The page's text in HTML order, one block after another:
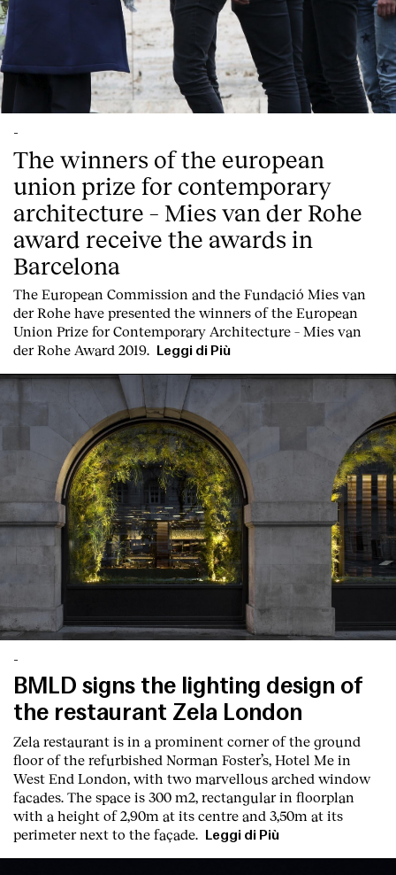
-
The winners of the european
union prize for contemporary
architecture – Mies van der Rohe
award receive the awards in
Barcelona
The European Commission and the Fundació Mies van
der Rohe have presented the winners of the European
Union Prize for Contemporary Architecture – Mies van
der Rohe Award 2019.
Leggi di Più
-
BMLD signs the lighting design of
the restaurant Zela London
Zela restaurant is in a prominent corner of the ground
floor of the refurbished Norman Foster’s, Hotel Me in
West End London, with two marvellous arched window
facades. The space is 300 m2, rectangular in floorplan
with a height of 2,90m at its centre and 3,50m at its
perimeter next to the façade.
Leggi di Più